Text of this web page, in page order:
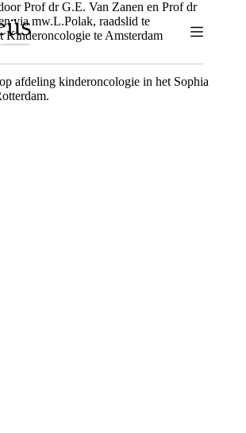
Prof dr G.E. Van Zanen en Prof dr
via mw.L.Polak, raadslid te
Kinderoncologie te Amsterdam
afdeling kinderoncologie in het Sophia